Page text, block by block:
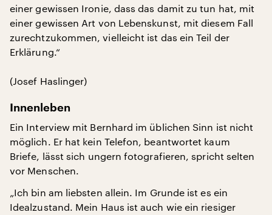
einer gewissen Ironie, dass das damit zu tun hat, mit
einer gewissen Art von Lebenskunst, mit diesem Fall
zurechtzukommen, vielleicht ist das ein Teil der
Erklärung.“
(Josef Haslinger)
Innenleben
Ein Interview mit Bernhard im üblichen Sinn ist nicht
möglich. Er hat kein Telefon, beantwortet kaum
Briefe, lässt sich ungern fotografieren, spricht selten
vor Menschen.
„Ich bin am liebsten allein. Im Grunde ist es ein
Idealzustand. Mein Haus ist auch wie ein riesiger